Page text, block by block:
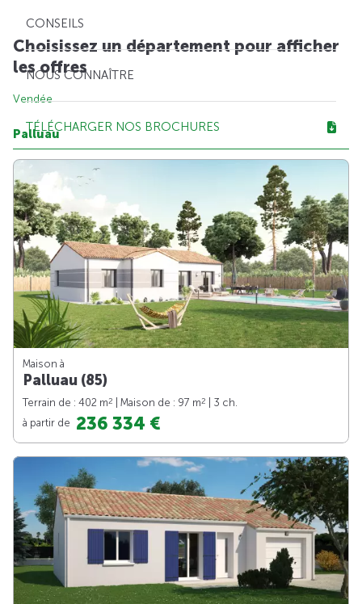
CONSEILS
NOUS CONNAÎTRE
TÉLÉCHARGER NOS BROCHURES
Choisissez un département pour afficher
les offres
Vendée
Palluau
Maison à
Palluau (85)
Terrain de : 402 m2 | Maison de : 97 m2
| 3 ch.
à partir de 236 334 €